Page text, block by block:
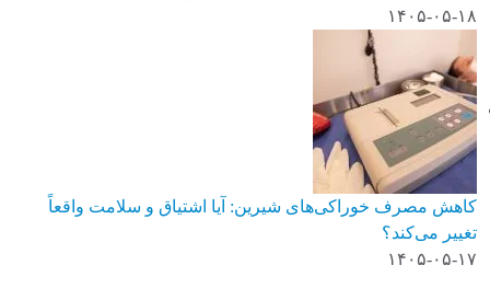
۱۴۰۵-۰۵-۱۸
کاهش مصرف خوراکی‌های شیرین: آیا اشتیاق و سلامت واقعاً
تغییر می‌کند؟
۱۴۰۵-۰۵-۱۷